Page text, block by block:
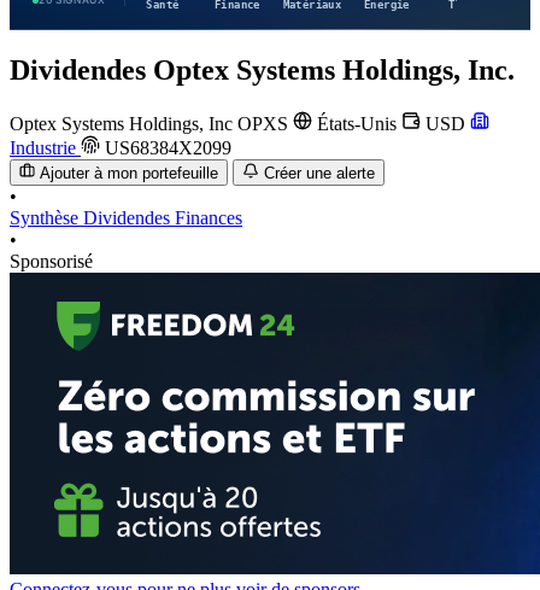
Santé Finance Matériaux Energie TTWO
Dividendes Optex Systems Holdings, Inc.
Optex Systems Holdings, Inc OPXS États-Unis
USD
Industrie
US68384X2099
Ajouter à mon portefeuille Créer une alerte
•
Synthèse Dividendes Finances
•
Sponsorisé